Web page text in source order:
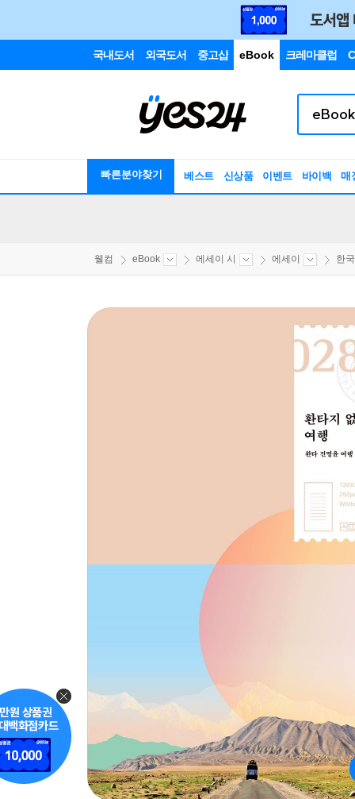
국내도서 외국도서 중고샵 eBook 크레마클럽
빠른분야찾기 베스트 신상품 이벤트 바이백 매
웰컴 eBook 에세이 시 에세이 한